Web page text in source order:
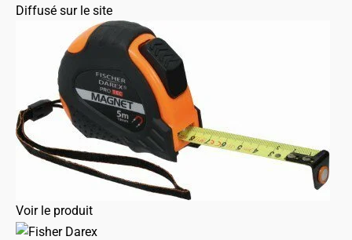
Diffusé sur le site
Voir le produit